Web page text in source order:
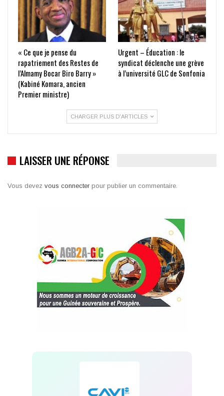
« Ce que je pense du
rapatriement des Restes de
l’Almamy Bocar Biro Barry »
(Kabiné Komara, ancien
Premier ministre)
Urgent – Éducation : le
syndicat déclenche une grève
à l’université GLC de Sonfonia
CHARGER PLUS D'ARTICLES
LAISSER UNE RÉPONSE
Vous devez vous connecter pour publier un commentaire.